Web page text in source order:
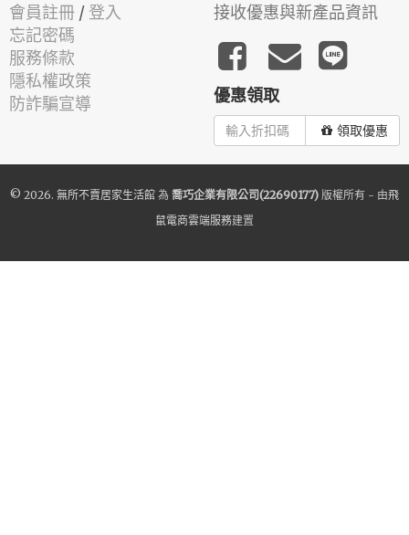
會員註冊 / 登入
忘記密碼
服務條款
隱私權政策
防詐騙宣導
接收優惠與新產品資訊
優惠領取
領取優惠
© 2026. 無所不賣居家生活館 為 喬巧企業有限公司(22690177) 版權所有 - 由飛
鼠電商雲端服務建置